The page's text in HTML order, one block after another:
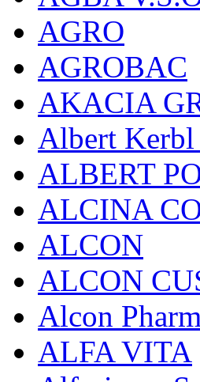
AGRO
AGROBAC
AKACIA
Albert
ALBERT
ALCINA
ALCON
ALCON
Alcon
ALFA VITA